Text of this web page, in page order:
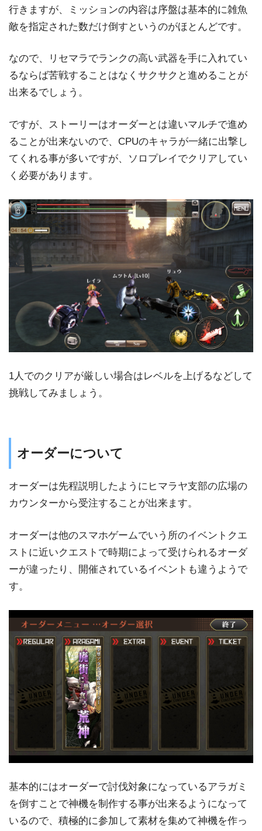
行きますが、ミッションの内容は序盤は基本的に雑魚
敵を指定された数だけ倒すというのがほとんどです。
なので、リセマラでランクの高い武器を手に入れてい
るならば苦戦することはなくサクサクと進めることが
出来るでしょう。
ですが、ストーリーはオーダーとは違いマルチで進め
ることが出来ないので、CPUのキャラが一緒に出撃し
てくれる事が多いですが、ソロプレイでクリアしてい
く必要があります。
1人でのクリアが厳しい場合はレベルを上げるなどして
挑戦してみましょう。
オーダーについて
オーダーは先程説明したようにヒマラヤ支部の広場の
カウンターから受注することが出来ます。
オーダーは他のスマホゲームでいう所のイベントクエ
ストに近いクエストで時期によって受けられるオーダ
ーが違ったり、開催されているイベントも違うようで
す。
基本的にはオーダーで討伐対象になっているアラガミ
を倒すことで神機を制作する事が出来るようになって
いるので、積極的に参加して素材を集めて神機を作っ